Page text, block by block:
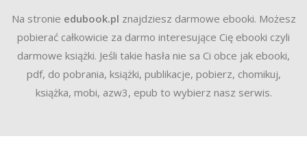
Na stronie edubook.pl znajdziesz darmowe ebooki. Możesz
pobierać całkowicie za darmo interesujące Cię ebooki czyli
darmowe książki. Jeśli takie hasła nie sa Ci obce jak ebooki,
pdf, do pobrania, książki, publikacje, pobierz, chomikuj,
książka, mobi, azw3, epub to wybierz nasz serwis.